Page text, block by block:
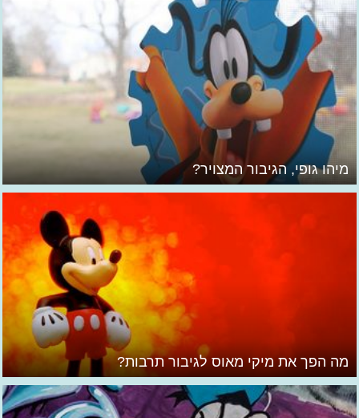
מיהו גופי, הגיבור המצויר?
מה הפך את מיקי מאוס לגיבור תרבות?